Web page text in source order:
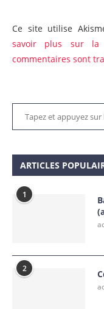
Ce site utilise
savoir plus sur la
commentaires sont
ARTICLES
1
2